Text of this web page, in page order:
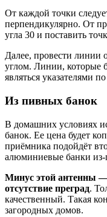
От каждой точки
перпендикулярно. От
угла 30 и поставить
Далее, провести линии
углом. Линии, которые
являться указателями
Из пивных банок
В домашних условиях
банок. Ее цена будет
приёмника подойдёт
алюминиевые банки из-
Минус этой антенны —
отсутствие преград.
качественный. Такая
загородных домов.